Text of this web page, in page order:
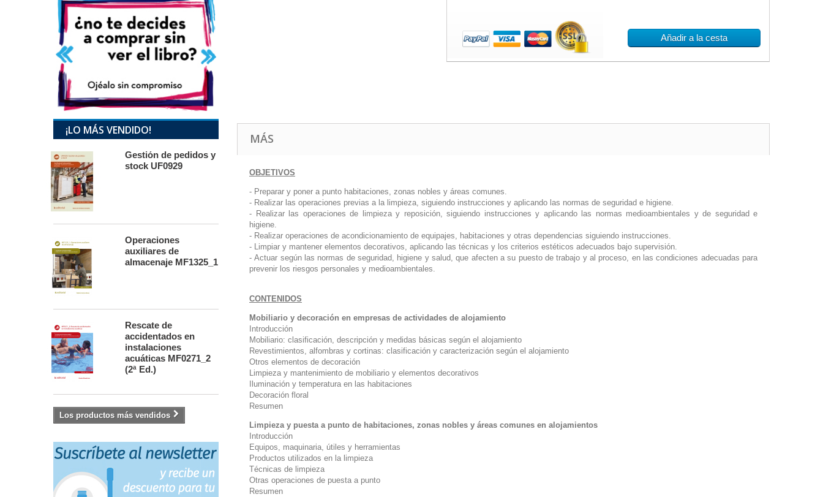
¡LO MÁS VENDIDO!
Gestión de pedidos y
stock UF0929
Operaciones
auxiliares de
almacenaje MF1325_1
Rescate de
accidentados en
instalaciones
acuáticas MF0271_2
(2ª Ed.)
Los productos más vendidos
Añadir a la cesta
MÁS
OBJETIVOS
- Preparar y poner a punto habitaciones, zonas nobles y áreas comunes.
- Realizar las operaciones previas a la limpieza, siguiendo instrucciones y aplicando las normas de seguridad e higiene.
- Realizar las operaciones de limpieza y reposición, siguiendo instrucciones y aplicando las normas medioambientales y de seguridad e
higiene.
- Realizar operaciones de acondicionamiento de equipajes, habitaciones y otras dependencias siguiendo instrucciones.
- Limpiar y mantener elementos decorativos, aplicando las técnicas y los criterios estéticos adecuados bajo supervisión.
- Actuar según las normas de seguridad, higiene y salud, que afecten a su puesto de trabajo y al proceso, en las condiciones adecuadas para
prevenir los riesgos personales y medioambientales.
CONTENIDOS
Mobiliario y decoración en empresas de actividades de alojamiento
Introducción
Mobiliario: clasificación, descripción y medidas básicas según el alojamiento
Revestimientos, alfombras y cortinas: clasificación y caracterización según el alojamiento
Otros elementos de decoración
Limpieza y mantenimiento de mobiliario y elementos decorativos
Iluminación y temperatura en las habitaciones
Decoración floral
Resumen
Limpieza y puesta a punto de habitaciones, zonas nobles y áreas comunes en alojamientos
Introducción
Equipos, maquinaria, útiles y herramientas
Productos utilizados en la limpieza
Técnicas de limpieza
Otras operaciones de puesta a punto
Resumen